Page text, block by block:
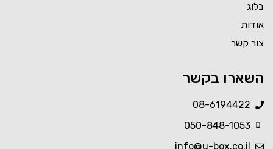
בלוג
אודות
צור קשר
השארו בקשר
08-6194422
050-848-1053
info@u-box.co.il